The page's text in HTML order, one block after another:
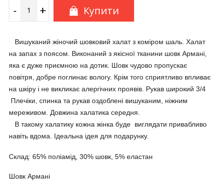
- + Купити
Вишуканий жіночий шовковий халат з коміром шаль. Халат
на запах з поясом. Виконаний з якісної тканини шовк Армані,
яка є дуже приємною на дотик. Шовк чудово пропускає
повітря, добре поглинає вологу. Крім того сприятливо впливає
на шкіру і не викликає алергічних проявів. Рукав широкий 3/4
Плечіки, спинка та рукав оздоблені вишуканим, ніжним
мереживом. Довжина халатика середня.
В такому халатику кожна жінка буде виглядати привабливо
навіть вдома. Ідеальна ідея для подарунку.
Склад: 65% поліамід, 30% шовк, 5% еластан
Шовк Армані